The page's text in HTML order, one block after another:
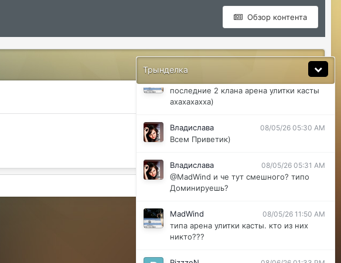
Обзор контента
Трынделка
@ДусяАгрегаТ последний месяц лета-
вот наступит осень и народ вернется
Ну да мб вы правы .
08/04/26 08:56 PM
последние 2 клана арена улитки касты
ахахахахха)
Владислава 08/05/26 05:30 AM
Всем Приветик)
Владислава 08/05/26 05:31 AM
@MadWind и че тут смешного? типо
Доминируешь?
MadWind 08/05/26 11:50 AM
типа арена улитки касты. кто из них
никто???
Powered by Invision Community